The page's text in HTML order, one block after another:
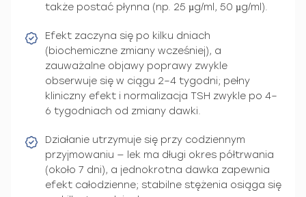
także postać płynna (np. 25 µg/ml, 50 µg/ml).
Efekt zaczyna się po kilku dniach
(biochemiczne zmiany wcześniej), a
zauważalne objawy poprawy zwykle
obserwuje się w ciągu 2–4 tygodni; pełny
kliniczny efekt i normalizacja TSH zwykle po 4–
6 tygodniach od zmiany dawki.
Działanie utrzymuje się przy codziennym
przyjmowaniu — lek ma długi okres półtrwania
(około 7 dni), a jednokrotna dawka zapewnia
efekt całodzienne; stabilne stężenia osiąga się